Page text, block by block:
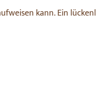
kann. Ein